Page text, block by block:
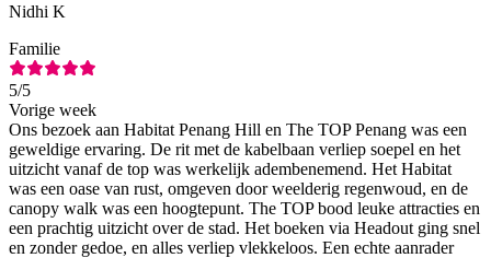
Nidhi K
Familie
5/5
Vorige week
Ons bezoek aan Habitat Penang Hill en The TOP Penang was een
geweldige ervaring. De rit met de kabelbaan verliep soepel en het
uitzicht vanaf de top was werkelijk adembenemend. Het Habitat
was een oase van rust, omgeven door weelderig regenwoud, en de
canopy walk was een hoogtepunt. The TOP bood leuke attracties en
een prachtig uitzicht over de stad. Het boeken via Headout ging snel
en zonder gedoe, en alles verliep vlekkeloos. Een echte aanrader